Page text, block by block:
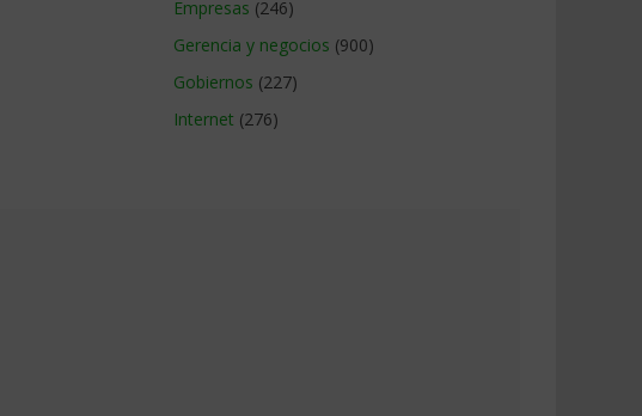
Empresas (246)
Gerencia y negocios (900)
Gobiernos (227)
Internet (276)